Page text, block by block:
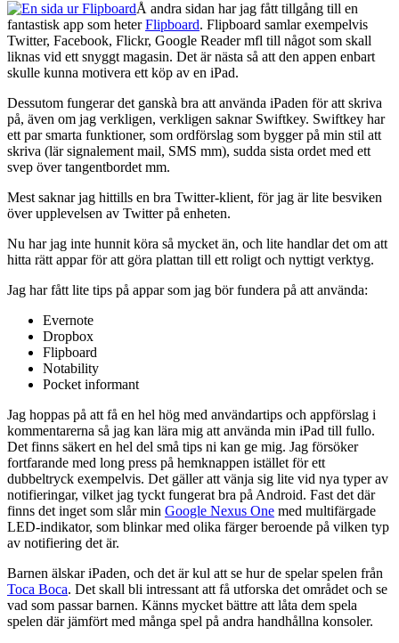
Å andra sidan har jag fått tillgång till en
fantastisk app som heterFlipboard. Flipboard samlar exempelvis
Twitter, Facebook, Flickr, Google Reader mfl till något som skall
liknas vid ett snyggt magasin. Det är nästa så att den appen enbart
skulle kunna motivera ett köp av en iPad.
Dessutom fungerar det ganskà bra att använda iPaden för att skriva
på, även om jag verkligen, verkligen saknar Swiftkey. Swiftkey har
ett par smarta funktioner, som ordförslag som bygger på min stil att
skriva (lär signalement mail, SMS mm), sudda sista ordet med ett
svep över tangentbordet mm.
Mest saknar jag hittills en bra Twitter-klient, för jag är lite besviken
över upplevelsen av Twitter på enheten.
Nu har jag inte hunnit köra så mycket än, och lite handlar det om att
hitta rätt appar för att göra plattan till ett roligt och nyttigt verktyg.
Jag har fått lite tips på appar som jag bör fundera på att använda:
Evernote
Dropbox
Flipboard
Notability
Pocket informant
Jag hoppas på att få en hel hög med användartips och appförslag i
kommentarerna så jag kan lära mig att använda min iPad till fullo.
Det finns säkert en hel del små tips ni kan ge mig. Jag försöker
fortfarande med long press på hemknappen istället för ett
dubbeltryck exempelvis. Det gäller att vänja sig lite vid nya typer av
notifieringar, vilket jag tyckt fungerat bra på Android. Fast det där
finns det inget som slår min Google Nexus One med multifärgade
LED-indikator, som blinkar med olika färger beroende på vilken typ
av notifiering det är.
Barnen älskar iPaden, och det är kul att se hur de spelar spelen från
Toca Boca. Det skall bli intressant att få utforska det området och se
vad som passar barnen. Känns mycket bättre att låta dem spela
spelen där jämfört med många spel på andra handhållna konsoler.